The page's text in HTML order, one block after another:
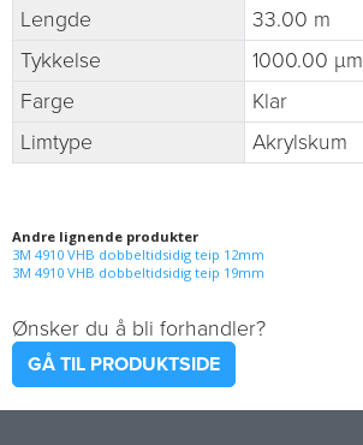
Lengde
33.00 m
Tykkelse
1000.00 µm
Farge
Klar
Limtype
Akrylskum
Andre lignende produkter
3M 4910 VHB dobbeltidsidig teip 12mm
3M 4910 VHB dobbeltidsidig teip 19mm
Ønsker du å bli forhandler?
GÅ TIL PRODUKTSIDE